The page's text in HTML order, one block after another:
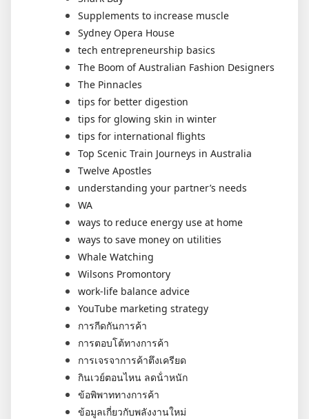
Supplements to increase muscle
Sydney Opera House
tech entrepreneurship basics
The Boom of Australian Fashion Designers
The Pinnacles
tips for better digestion
tips for glowing skin in winter
tips for international flights
Top Scenic Train Journeys in Australia
Twelve Apostles
understanding your partner’s needs
WA
ways to reduce energy use at home
ways to save money on utilities
Whale Watching
Wilsons Promontory
work-life balance advice
YouTube marketing strategy
การกีดกันการค้า
การตอบโต้ทางการค้า
การเจรจาการค้าตึงเครียด
กินเวย์ตอนไหน ลดน้ําหนัก
ข้อพิพาททางการค้า
ข้อมูลเกี่ยวกับพลังงานใหม่